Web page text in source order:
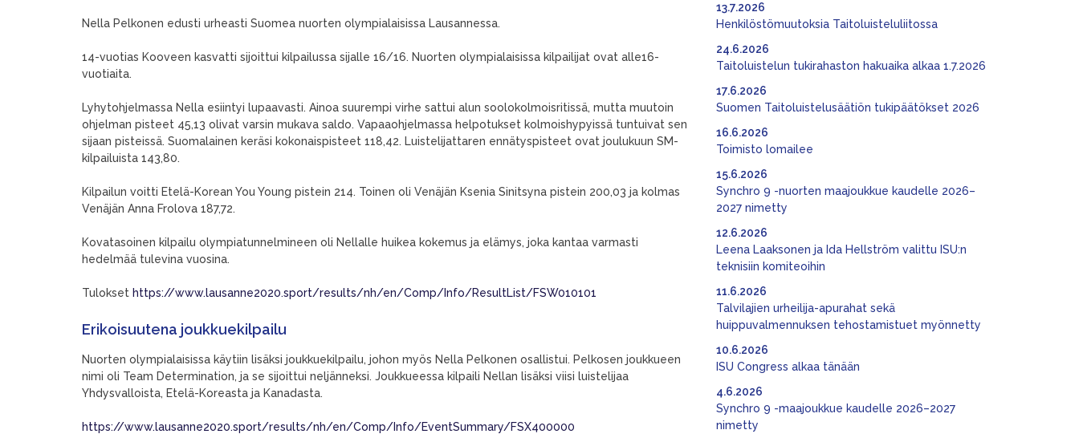
Nella Pelkonen edusti urheasti Suomea nuorten olympialaisissa Lausannessa.
14-vuotias Kooveen kasvatti sijoittui kilpailussa sijalle 16/16. Nuorten olympialaisissa kilpailijat ovat alle16-
vuotiaita.
Lyhytohjelmassa Nella esiintyi lupaavasti. Ainoa suurempi virhe sattui alun soolokolmoisritissä, mutta muutoin
ohjelman pisteet 45,13 olivat varsin mukava saldo. Vapaaohjelmassa helpotukset kolmoishypyissä tuntuivat sen
sijaan pisteissä. Suomalainen keräsi kokonaispisteet 118,42. Luistelijattaren ennätyspisteet ovat joulukuun SM-
kilpailuista 143,80.
Kilpailun voitti Etelä-Korean You Young pistein 214. Toinen oli Venäjän Ksenia Sinitsyna pistein 200,03 ja kolmas
Venäjän Anna Frolova 187,72.
Kovatasoinen kilpailu olympiatunnelmineen oli Nellalle huikea kokemus ja elämys, joka kantaa varmasti
hedelmää tulevina vuosina.
Tulokset https://www.lausanne2020.sport/results/nh/en/Comp/Info/ResultList/FSW010101
Erikoisuutena joukkuekilpailu
Nuorten olympialaisissa käytiin lisäksi joukkuekilpailu, johon myös Nella Pelkonen osallistui. Pelkosen joukkueen
nimi oli Team Determination, ja se sijoittui neljänneksi. Joukkueessa kilpaili Nellan lisäksi viisi luistelijaa
Yhdysvalloista, Etelä-Koreasta ja Kanadasta.
https://www.lausanne2020.sport/results/nh/en/Comp/Info/EventSummary/FSX400000
Henkilöstömuutoksia Taitoluisteluliitossa
13.7.2026
Taitoluistelun tukirahaston hakuaika alkaa 1.7.2026
24.6.2026
Suomen Taitoluistelusäätiön tukipäätökset 2026
17.6.2026
Toimisto lomailee
16.6.2026
Synchro 9 -nuorten maajoukkue kaudelle 2026–
2027 nimetty
15.6.2026
Leena Laaksonen ja Ida Hellström valittu ISU:n
teknisiin komiteoihin
12.6.2026
Talvilajien urheilija-apurahat sekä
huippuvalmennuksen tehostamistuet myönnetty
11.6.2026
ISU Congress alkaa tänään
10.6.2026
Synchro 9 -maajoukkue kaudelle 2026–2027
nimetty
4.6.2026